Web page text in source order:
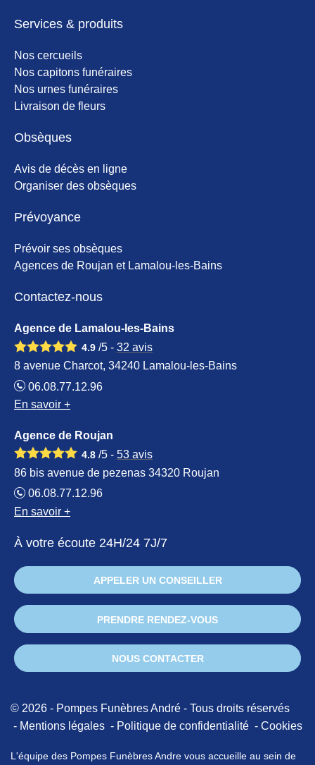
Services & produits
Nos cercueils
Nos capitons funéraires
Nos urnes funéraires
Livraison de fleurs
Obsèques
Avis de décès en ligne
Organiser des obsèques
Prévoyance
Prévoir ses obsèques
Agences de Roujan et Lamalou-les-Bains
Contactez-nous
Agence de Lamalou-les-Bains
4.9 /5 - 32 avis
8 avenue Charcot, 34240 Lamalou-les-Bains
06.08.77.12.96
En savoir +
Agence de Roujan
4.8 /5 - 53 avis
86 bis avenue de pezenas 34320 Roujan
06.08.77.12.96
En savoir +
À votre écoute 24H/24 7J/7
APPELER UN CONSEILLER
PRENDRE RENDEZ-VOUS
NOUS CONTACTER
© 2026 - Pompes Funèbres André - Tous droits réservés
Mentions légales
Politique de confidentialité Cookies
L'équipe des Pompes Funèbres Andre vous accueille au sein de